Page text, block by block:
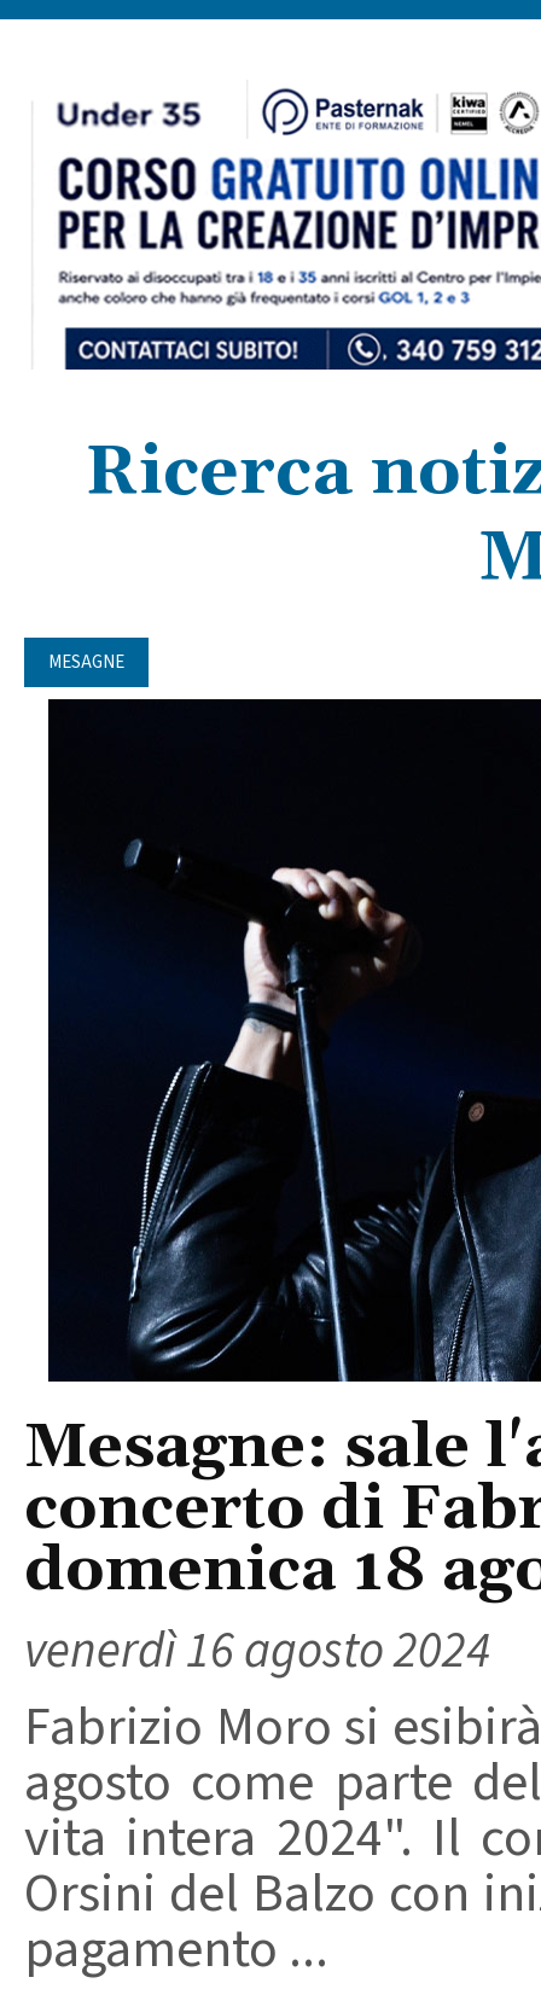
Ricerca
MESAGNE
Mesagne: sale
concerto di
domenica 18
venerdì 16 agosto 2024
Fabrizio Moro si
agosto come parte
vita intera 2024". Il
Orsini del Balzo con
pagamento ...